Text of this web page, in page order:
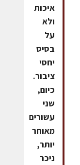
איכות
ולא
על
בסיס
יחסי
ציבור.
כיום,
שני
עשורים
מאוחר
יותר,
ניכר